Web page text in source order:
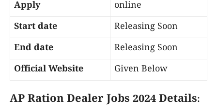
Apply
online
Start date
Releasing Soon
End date
Releasing Soon
Official Website
Given Below
AP Ration Dealer Jobs 2024 Details: